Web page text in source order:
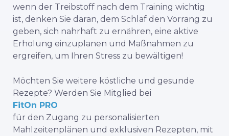
wenn der Treibstoff nach dem Training wichtig
ist, denken Sie daran, dem Schlaf den Vorrang zu
geben, sich nahrhaft zu ernähren, eine aktive
Erholung einzuplanen und Maßnahmen zu
ergreifen, um Ihren Stress zu bewältigen!
Möchten Sie weitere köstliche und gesunde
Rezepte? Werden Sie Mitglied bei
FitOn PRO
für den Zugang zu personalisierten
Mahlzeitenplänen und exklusiven Rezepten, mit